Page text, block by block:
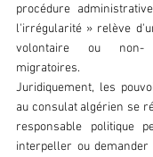
procédure
l'irrégularité » relève
volontaire ou non-
migratoires.
Juridiquement, les
au consulat algérien se
responsable politique
interpeller ou